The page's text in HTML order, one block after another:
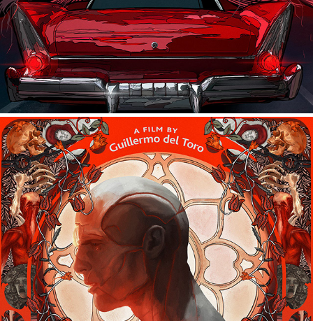
FRANKENSTEIN